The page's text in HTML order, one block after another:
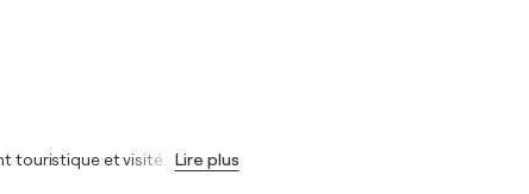
touristique et visité
Lire plus